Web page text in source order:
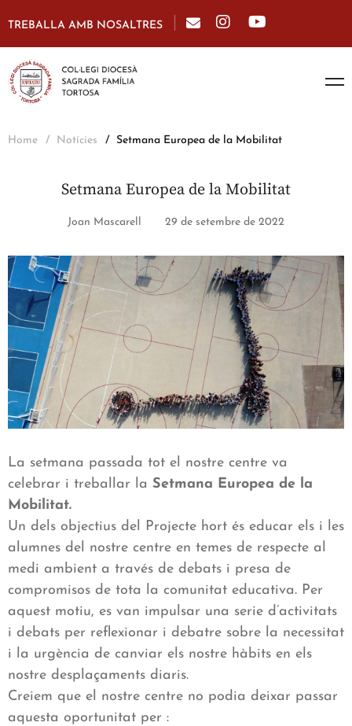
TREBALLA AMB NOSALTRES
Home Notícies Setmana Europea de la Mobilitat
Setmana Europea de la Mobilitat
Joan Mascarell 29 de setembre de 2022
La setmana passada tot el nostre centre va
celebrar i treballar la Setmana Europea de la
Mobilitat.
Un dels objectius del Projecte hort és educar els i les
alumnes del nostre centre en temes de respecte al
medi ambient a través de debats i presa de
compromisos de tota la comunitat educativa. Per
aquest motiu, es van impulsar una serie d’activitats
i debats per reflexionar i debatre sobre la necessitat
i la urgència de canviar els nostre hàbits en els
nostre desplaçaments diaris.
Creiem que el nostre centre no podia deixar passar
aquesta oportunitat per :